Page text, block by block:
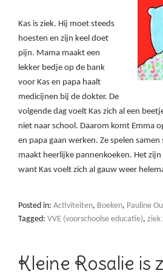
Kas is ziek. Hij moet steeds
hoesten en zijn keel doet
pijn. Mama maakt een
lekker bedje op de bank
voor Kas en papa haalt
medicijnen bij de dokter. De
volgende dag voelt Kas zich al een
niet naar school. Daarom komt Emma
en papa gaan werken. Ze spelen samen
maakt heerlijke pannenkoeken. Het
want Kas voelt zich al gauw weer
Posted in: Activiteiten, Boeken, Pauline
Tagged: VVE (voorschoolse educatie), ziek
Kleine Rosalie is